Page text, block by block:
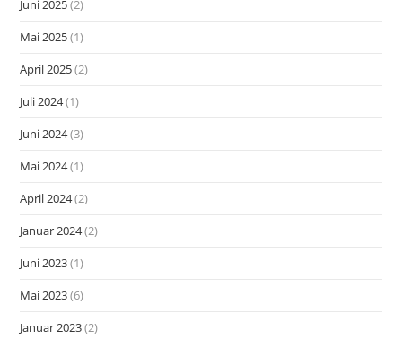
Juni 2025(2)
Mai 2025(1)
April 2025(2)
Juli 2024(1)
Juni 2024(3)
Mai 2024(1)
April 2024(2)
Januar 2024(2)
Juni 2023(1)
Mai 2023(6)
Januar 2023(2)